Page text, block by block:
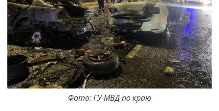
Фото: ГУ МВД по краю